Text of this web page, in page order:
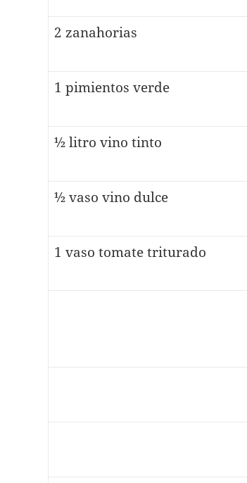
2 zanahorias
1 pimientos verde
½ litro vino tinto
½ vaso vino dulce
1 vaso tomate triturado